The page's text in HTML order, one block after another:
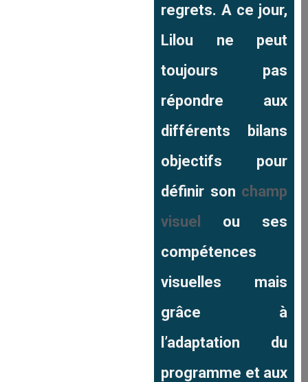
regrets. A ce jour,
Lilou ne peut
toujours pas
répondre aux
différents bilans
objectifs pour
définir son champ
visuel
ou ses
compétences
visuelles mais
grâce à
l’adaptation du
programme et aux